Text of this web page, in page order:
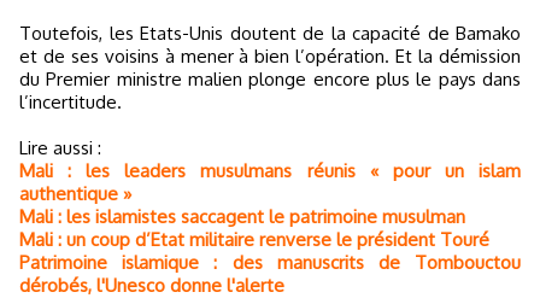
Toutefois, les Etats-Unis doutent de la capacité de Bamako
et de ses voisins à mener à bien l’opération. Et la démission
du Premier ministre malien plonge encore plus le pays dans
l’incertitude.
Lire aussi :
Mali : les leaders musulmans réunis « pour un islam
authentique »
Mali : les islamistes saccagent le patrimoine musulman
Mali : un coup d’Etat militaire renverse le président Touré
Patrimoine islamique : des manuscrits de Tombouctou
dérobés, l'Unesco donne l'alerte